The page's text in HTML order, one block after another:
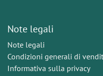
Note legali
Note legali
Condizioni generali di
Informativa sulla privacy